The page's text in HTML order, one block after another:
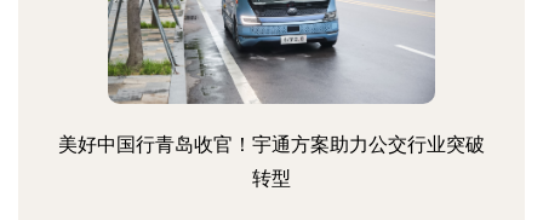
美好中国行青岛收官！宇通方案助力公交行业突破
转型